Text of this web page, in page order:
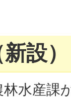
設）
水産課